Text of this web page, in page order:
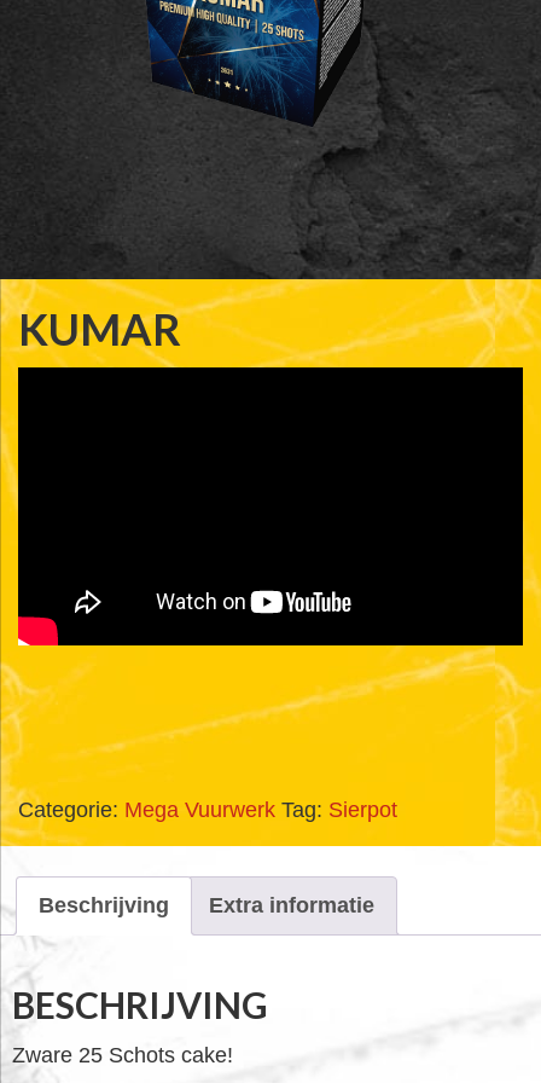
KUMAR
Categorie: Mega Vuurwerk Tag: Sierpot
Beschrijving Extra informatie
BESCHRIJVING
Zware 25 Schots cake!